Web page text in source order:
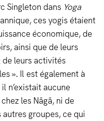
Singleton dans Yoga
ces yogis étaient
économique, de
ainsi que de leurs
de leurs activités
». Il est également à
n’existait aucune
les Nāgā, ni de
groupes, ce qui